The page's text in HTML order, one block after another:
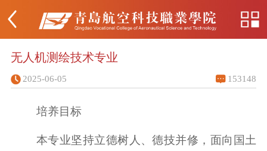
无人机测绘技术专业
2025-06-05 153148
培养目标
本专业坚持立德树人、德技并修，面向国土